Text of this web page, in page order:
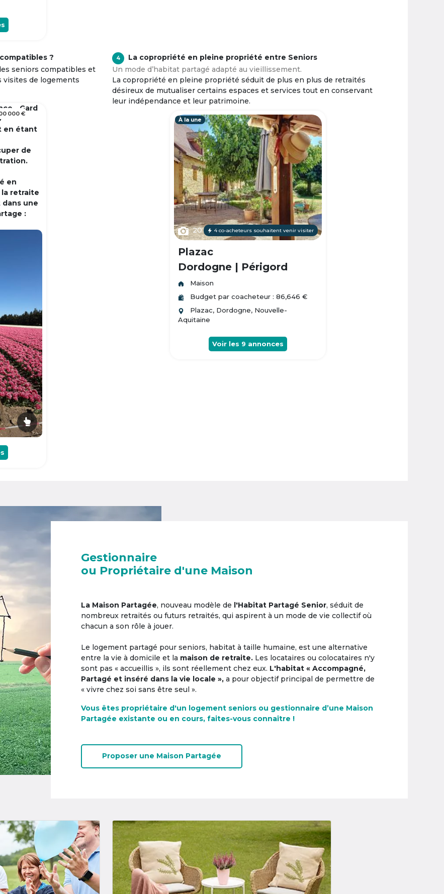
?
seniors compatibles et
visites de logements
- Gard
en étant
de
en
retraite
une
:
000 €
4
La copropriété en pleine propriété entre Seniors
Un mode d’habitat partagé adapté au vieillissement.
La copropriété en pleine propriété séduit de plus en plus de retraités
désireux de mutualiser certains espaces et services tout en conservant
leur indépendance et leur patrimoine.
À la une
20 4 co-acheteurs souhaitent venir visiter
Plazac
Dordogne | Périgord
Maison
Budget par coacheteur : 86,646 €
Plazac, Dordogne, Nouvelle-
Aquitaine
Voir les 9 annonces
Gestionnaire
ou Propriétaire d'une Maison
La Maison Partagée, nouveau modèle de l'Habitat Partagé Senior, séduit de
nombreux retraités ou futurs retraités, qui aspirent à un mode de vie collectif où
chacun a son rôle à jouer.
Le logement partagé pour seniors, habitat à taille humaine, est une alternative
entre la vie à domicile et la maison de retraite. Les locataires ou colocataires n'y
sont pas « accueillis », ils sont réellement chez eux. L'habitat « Accompagné,
Partagé et inséré dans la vie locale », a pour objectif principal de permettre de
« vivre chez soi sans être seul ».
Vous êtes propriétaire d'un logement seniors ou gestionnaire d’une Maison
Partagée existante ou en cours, faites-vous connaître !
Proposer une Maison Partagée